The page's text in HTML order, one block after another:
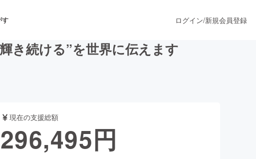
す
マンス
ファッション
ログイン/新規会員登録
き続ける”を世界に伝えます
現在の支援総額
296,495円